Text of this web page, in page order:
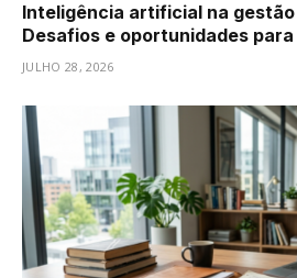
Inteligência artificial na
Desafios e oportunidades
JULHO 28, 2026